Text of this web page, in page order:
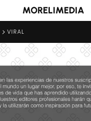
VIRAL